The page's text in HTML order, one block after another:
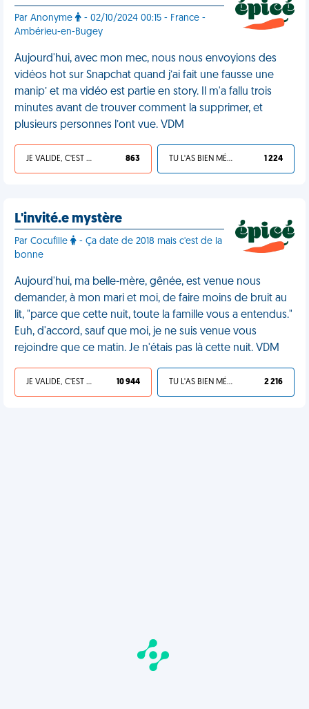
Par Anonyme
- 02/10/2024 00:15 - France -
Ambérieu-en-Bugey
Aujourd'hui, avec mon mec, nous nous envoyions des
vidéos hot sur Snapchat quand j’ai fait une fausse une
manip’ et ma vidéo est partie en story. Il m'a fallu trois
minutes avant de trouver comment la supprimer, et
plusieurs personnes l’ont vue. VDM
JE VALIDE, C'EST UNE VDM 863 TU L'AS BIEN MÉRITÉ 1 224
L'invité.e mystère
Par Cocufille
- Ça date de 2018 mais c'est de la
bonne
Aujourd'hui, ma belle-mère, gênée, est venue nous
demander, à mon mari et moi, de faire moins de bruit au
lit, "parce que cette nuit, toute la famille vous a entendus."
Euh, d'accord, sauf que moi, je ne suis venue vous
rejoindre que ce matin. Je n'étais pas là cette nuit. VDM
JE VALIDE, C'EST UNE VDM 10 944 TU L'AS BIEN MÉRITÉ 2 216